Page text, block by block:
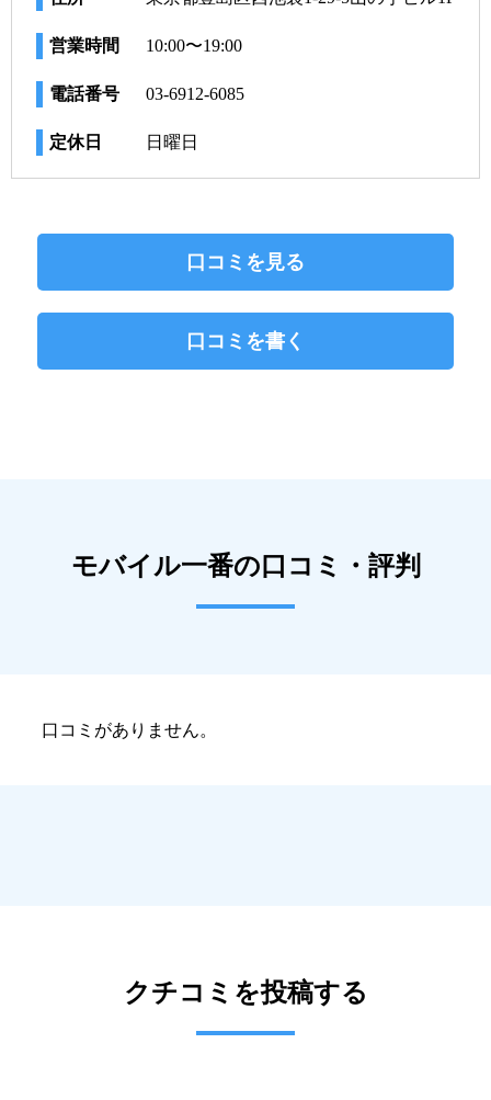
営業時間 10:00〜19:00
電話番号 03-6912-6085
定休日 日曜日
口コミを見る
口コミを書く
モバイル一番の口コミ・評判
口コミがありません。
クチコミを投稿する